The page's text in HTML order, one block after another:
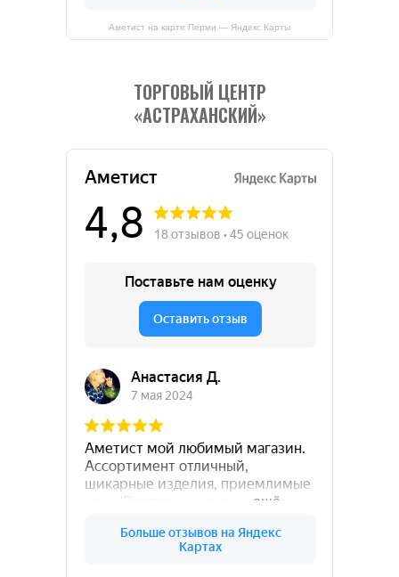
Аметист на карте Перми — Яндекс Карты
ТОРГОВЫЙ ЦЕНТР
«АСТРАХАНСКИЙ»